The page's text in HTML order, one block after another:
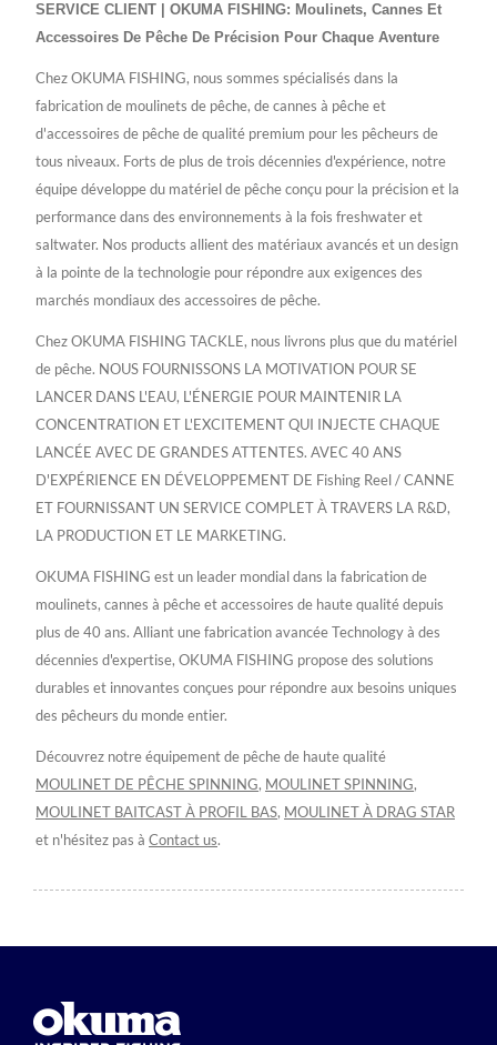
SERVICE CLIENT | OKUMA FISHING: Moulinets, Cannes Et
Accessoires De Pêche De Précision Pour Chaque Aventure
Chez OKUMA FISHING, nous sommes spécialisés dans la
fabrication de moulinets de pêche, de cannes à pêche et
d'accessoires de pêche de qualité premium pour les pêcheurs de
tous niveaux. Forts de plus de trois décennies d'expérience, notre
équipe développe du matériel de pêche conçu pour la précision et la
performance dans des environnements à la fois freshwater et
saltwater. Nos products allient des matériaux avancés et un design
à la pointe de la technologie pour répondre aux exigences des
marchés mondiaux des accessoires de pêche.
Chez OKUMA FISHING TACKLE, nous livrons plus que du matériel
de pêche. NOUS FOURNISSONS LA MOTIVATION POUR SE
LANCER DANS L'EAU, L'ÉNERGIE POUR MAINTENIR LA
CONCENTRATION ET L'EXCITEMENT QUI INJECTE CHAQUE
LANCÉE AVEC DE GRANDES ATTENTES. AVEC 40 ANS
D'EXPÉRIENCE EN DÉVELOPPEMENT DE Fishing Reel / CANNE
ET FOURNISSANT UN SERVICE COMPLET À TRAVERS LA R&D,
LA PRODUCTION ET LE MARKETING.
OKUMA FISHING est un leader mondial dans la fabrication de
moulinets, cannes à pêche et accessoires de haute qualité depuis
plus de 40 ans. Alliant une fabrication avancée Technology à des
décennies d'expertise, OKUMA FISHING propose des solutions
durables et innovantes conçues pour répondre aux besoins uniques
des pêcheurs du monde entier.
Découvrez notre équipement de pêche de haute qualité
MOULINET DE PÊCHE SPINNING, MOULINET SPINNING,
MOULINET BAITCAST À PROFIL BAS, MOULINET À DRAG STAR
et n'hésitez pas à Contact us.